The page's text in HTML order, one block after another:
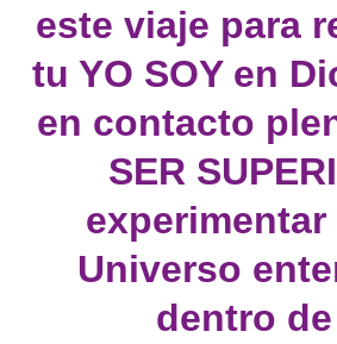
este viaje para
tu YO SOY en
en contacto
SER
experimentar
Universo
dentro